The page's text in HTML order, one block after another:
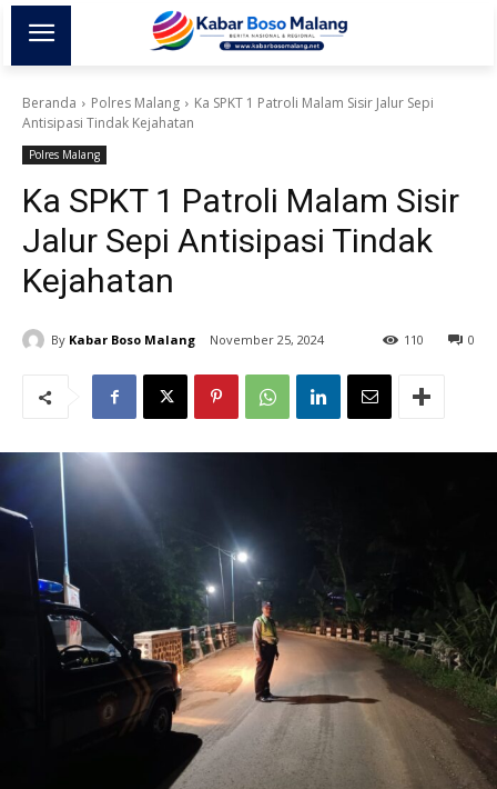
Beranda Polres Malang
Ka SPKT 1 Patroli Malam Sisir Jalur Sepi
Antisipasi Tindak Kejahatan
Polres Malang
Ka SPKT 1 Patroli Malam Sisir
Jalur Sepi Antisipasi Tindak
Kejahatan
By Kabar Boso Malang November 25, 2024 0
110